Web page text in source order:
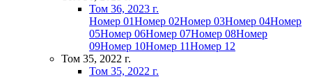
Том 36, 2023 г.
Номер 01Номер 02Номер 03Номер 04Номер
05Номер 06Номер 07Номер 08Номер
09Номер 10Номер 11Номер 12
Том 35, 2022 г.
Том 35, 2022 г.